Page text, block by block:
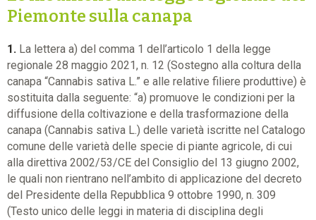
Piemonte sulla canapa
1. La lettera a) del comma 1 dell’articolo 1 della legge
regionale 28 maggio 2021, n. 12 (Sostegno alla coltura della
canapa “Cannabis sativa L.” e alle relative filiere produttive) è
sostituita dalla seguente: “a) promuove le condizioni per la
diffusione della coltivazione e della trasformazione della
canapa (Cannabis sativa L.) delle varietà iscritte nel Catalogo
comune delle varietà delle specie di piante agricole, di cui
alla direttiva 2002/53/CE del Consiglio del 13 giugno 2002,
le quali non rientrano nell’ambito di applicazione del decreto
del Presidente della Repubblica 9 ottobre 1990, n. 309
(Testo unico delle leggi in materia di disciplina degli